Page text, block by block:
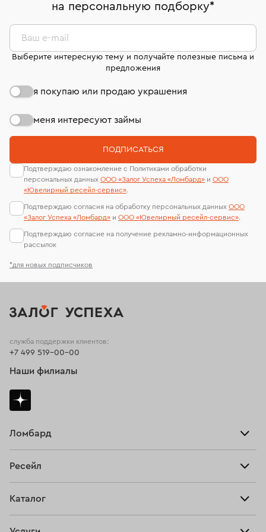
дней на возврат. Детальные условия возврата
комиссионных украшений и часов смотрите на
странице«Возврат украшений»
сертификаты МГУ и других геммологических
лабораторий
на персональную подборку*
*для новых подписчиков
Ваш e-mail
Выберите интересную тему и получайте полезные письма и
предложения
я покупаю или продаю украшения
меня интересуют займы
ПОДПИСАТЬСЯ
Подтверждаю ознакомление с Политиками обработки
персональных данных ООО «Залог Успеха «Ломбард» и ООО
«Ювелирный ресейл-сервиc».
Подтверждаю согласия на обработку персональных данных ООО
«Залог Успеха «Ломбард» и ООО «Ювелирный ресейл-сервиc».
Подтверждаю согласие на получение рекламно-информационных
рассылок
Ломбард
Тарифы
Ресейл
Каталог
служба поддержки клиентов:
+7 499 519-00-00
Наши филиалы